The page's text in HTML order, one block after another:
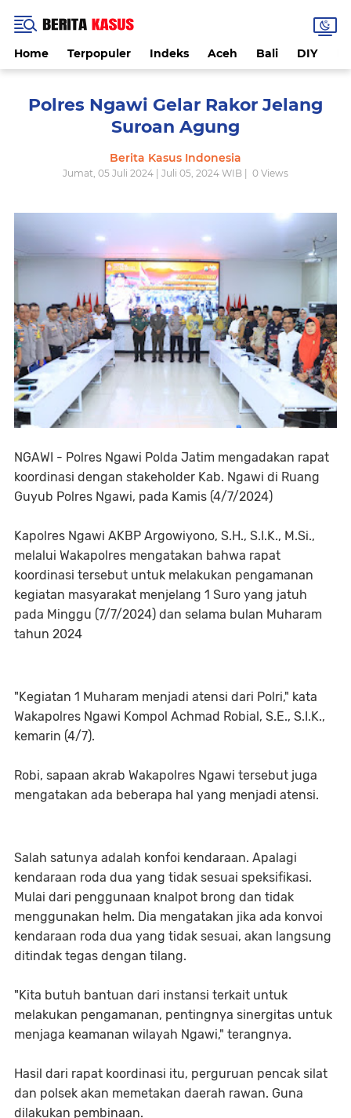
Home Terpopuler Indeks Aceh Bali DIY
Polres Ngawi Gelar Rakor Jelang
Suroan Agung
Berita Kasus Indonesia
Jumat, 05 Juli 2024 | Juli 05, 2024 WIB | 0 Views
NGAWI - Polres Ngawi Polda Jatim mengadakan rapat
koordinasi dengan stakeholder Kab. Ngawi di Ruang
Guyub Polres Ngawi, pada Kamis (4/7/2024)
Kapolres Ngawi AKBP Argowiyono, S.H., S.I.K., M.Si.,
melalui Wakapolres mengatakan bahwa rapat
koordinasi tersebut untuk melakukan pengamanan
kegiatan masyarakat menjelang 1 Suro yang jatuh
pada Minggu (7/7/2024) dan selama bulan Muharam
tahun 2024
"Kegiatan 1 Muharam menjadi atensi dari Polri," kata
Wakapolres Ngawi Kompol Achmad Robial, S.E., S.I.K.,
kemarin (4/7).
Robi, sapaan akrab Wakapolres Ngawi tersebut juga
mengatakan ada beberapa hal yang menjadi atensi.
Salah satunya adalah konfoi kendaraan. Apalagi
kendaraan roda dua yang tidak sesuai speksifikasi.
Mulai dari penggunaan knalpot brong dan tidak
menggunakan helm. Dia mengatakan jika ada konvoi
kendaraan roda dua yang tidak sesuai, akan langsung
ditindak tegas dengan tilang.
"Kita butuh bantuan dari instansi terkait untuk
melakukan pengamanan, pentingnya sinergitas untuk
menjaga keamanan wilayah Ngawi," terangnya.
Hasil dari rapat koordinasi itu, perguruan pencak silat
dan polsek akan memetakan daerah rawan. Guna
dilakukan pembinaan.